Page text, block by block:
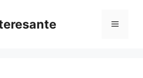
Menu